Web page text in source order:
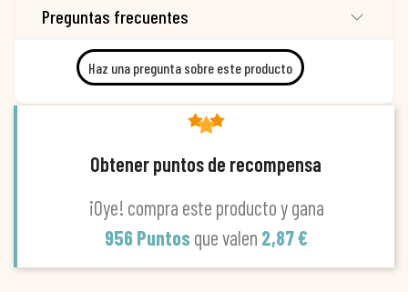
Preguntas frecuentes
Haz una pregunta sobre este producto
Obtener puntos de recompensa
¡Oye! compra este producto y gana
956 Puntos que valen 2,87 €